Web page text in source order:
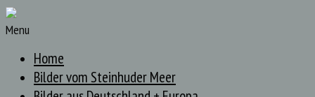
Menu
Home
Bilder vom Steinhuder Meer